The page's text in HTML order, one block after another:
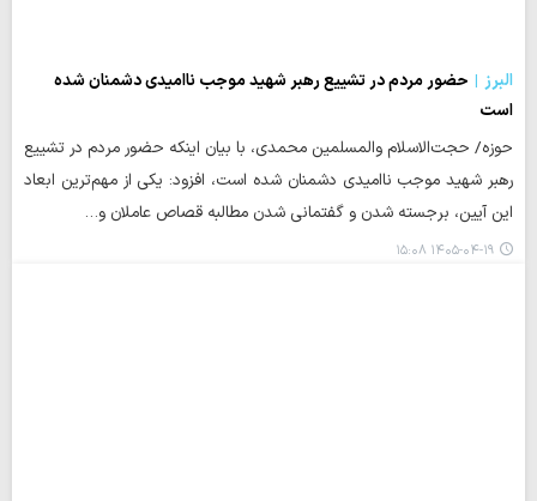
البرز
حضور مردم در تشییع رهبر شهید موجب ناامیدی دشمنان شده
است
حوزه/ حجت‌الاسلام والمسلمین محمدی، با بیان اینکه حضور مردم در تشییع
رهبر شهید موجب ناامیدی دشمنان شده است، افزود: یکی از مهم‌ترین ابعاد
این آیین، برجسته شدن و گفتمانی شدن مطالبه قصاص عاملان و…
۱۴۰۵-۰۴-۱۹ ۱۵:۰۸